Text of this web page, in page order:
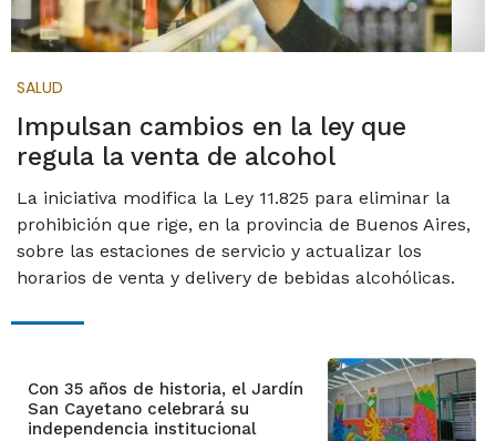
SALUD
Impulsan cambios en la ley que
regula la venta de alcohol
La iniciativa modifica la Ley 11.825 para eliminar la
prohibición que rige, en la provincia de Buenos Aires,
sobre las estaciones de servicio y actualizar los
horarios de venta y delivery de bebidas alcohólicas.
Con 35 años de historia, el Jardín
San Cayetano celebrará su
independencia institucional